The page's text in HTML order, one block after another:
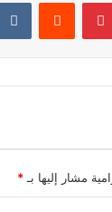
مشار إليها بـ *